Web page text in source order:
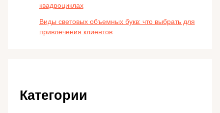
квадроциклах
Виды световых объемных букв: что выбрать для
привлечения клиентов
Категории